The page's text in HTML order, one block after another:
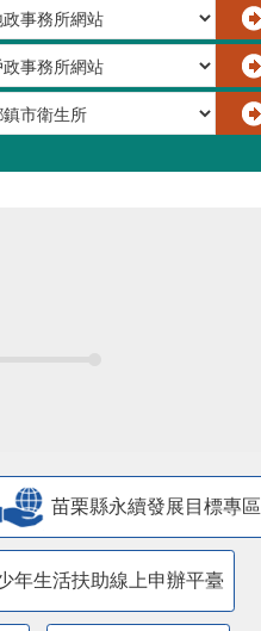
苗栗縣永續發展目標專區
年生活扶助線上申辦平臺